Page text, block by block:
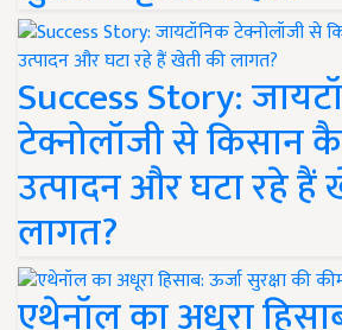
Success Story:
टेक्नोलॉजी से किसान
उत्पादन और घटा रहे हैं
लागत?
एथेनॉल का अधूरा